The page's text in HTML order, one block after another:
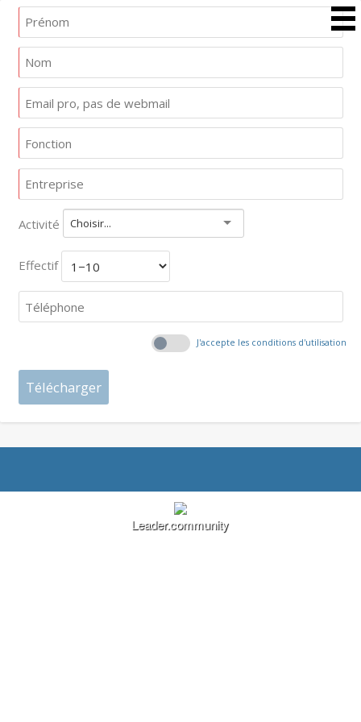
Activité Choisir...
Effectif
J'accepte les conditions d'utilisation
Leader.community